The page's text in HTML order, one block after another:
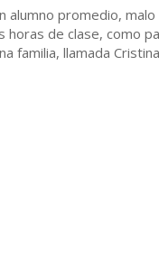
alumno promedio,
de clase, como
familia, llamada